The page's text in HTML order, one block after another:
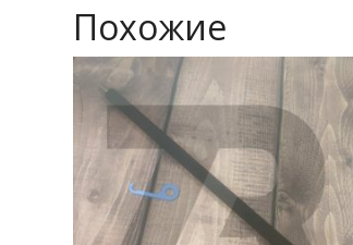
Похожие